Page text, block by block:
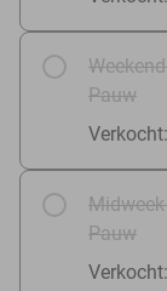
Pauw
Pauw